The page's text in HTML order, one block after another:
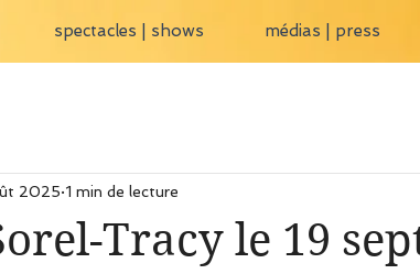
spectacles | shows médias | press
Tracy le 19
2025 1 min de lecture